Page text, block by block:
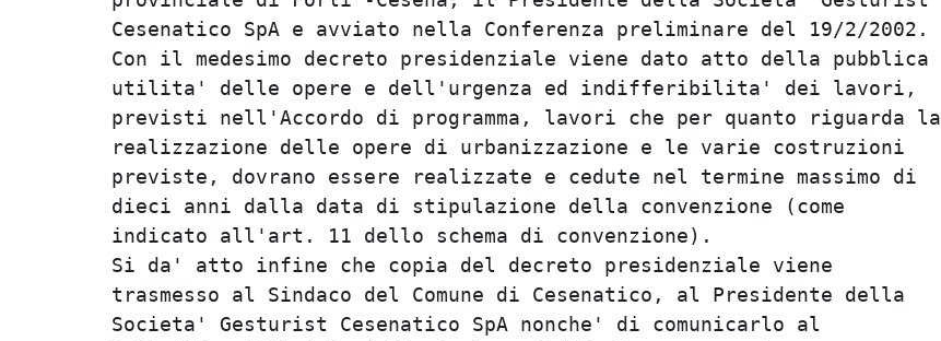
Cesenatico SpA e avviato nella Conferenza preliminare del
Con il medesimo decreto presidenziale viene dato atto
utilita' delle opere e dell'urgenza ed indifferibilita'
previsti nell'Accordo di programma, lavori che per quanto
realizzazione delle opere di urbanizzazione e le varie
previste, dovrano essere realizzate e cedute nel termine
dieci anni dalla data di stipulazione della
indicato all'art. 11 dello schema di
Si da' atto infine che copia del decreto
trasmesso al Sindaco del Comune di Cesenatico, al
Societa' Gesturist Cesenatico SpA nonche' di